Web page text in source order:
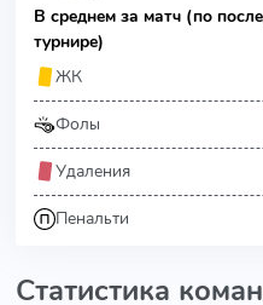
В среднем за матч (по
турнире)
ЖК
Фолы
Удаления
Пенальти
Статистика